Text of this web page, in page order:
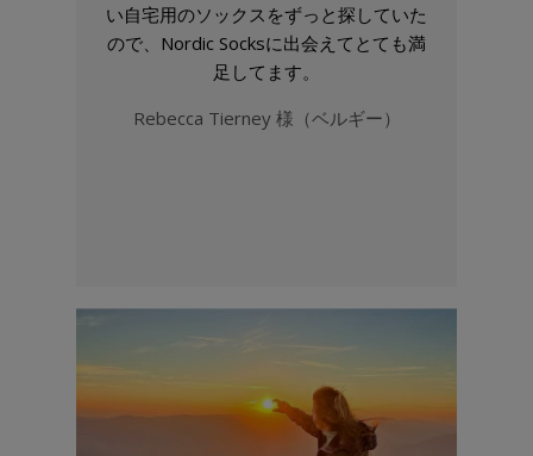
い自宅用のソックスをずっと探していた
ので、Nordic Socksに出会えてとても満
足してます。
Rebecca Tierney 様（ベルギー）